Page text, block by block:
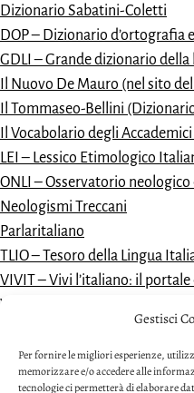
Gestisci
Per fornire le migliori esperienze,
memorizzare e/o accedere alle
tecnologie ci permetterà di elaborare
Dizionario Sabatini-Coletti
DOP – Dizionario d’ortografia
GDLI – Grande dizionario
Il Nuovo De Mauro (nel sito
Il Tommaseo-Bellini
Il Vocabolario degli
LEI – Lessico Etimologico
ONLI – Osservatorio
Neologismi Treccani
Parlaritaliano
TLIO – Tesoro della Lingua
VIVIT – Vivi l’italiano: il
Vocabolario dantesco